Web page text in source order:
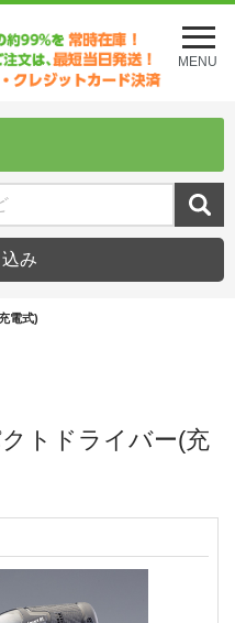
メ
ニ
ュ
を
MENU
み
電式)
トドライバー(充